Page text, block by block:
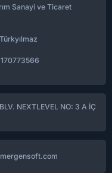
Sanayi ve Ticaret
NEXTLEVEL NO: 3 A İÇ